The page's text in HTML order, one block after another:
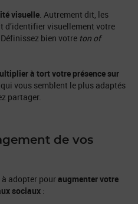
visuelle . Autrement dit, les
d’identifier visuellement votre
bien votre ton of
à tort votre présence sur
qui vous semblent le plus adaptés
partager.
de vos
adopter pouraugmenter votre
sociaux :